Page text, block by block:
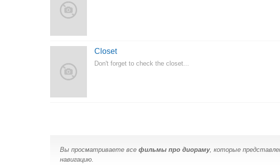
Closet
Don't forget to check the closet...
Вы просматриваете все фильмы про диораму, которые
навигацию.